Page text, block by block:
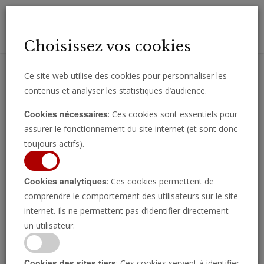
importantes directement par e-mail.
Regarder l’émission
Choisissez vos cookies
Ce site web utilise des cookies pour personnaliser les
contenus et analyser les statistiques d’audience.
Cookies nécessaires: Ces cookies sont essentiels pour
assurer le fonctionnement du site internet (et sont donc
toujours actifs).
Cookies analytiques: Ces cookies permettent de
comprendre le comportement des utilisateurs sur le site
internet. Ils ne permettent pas d’identifier directement
un utilisateur.